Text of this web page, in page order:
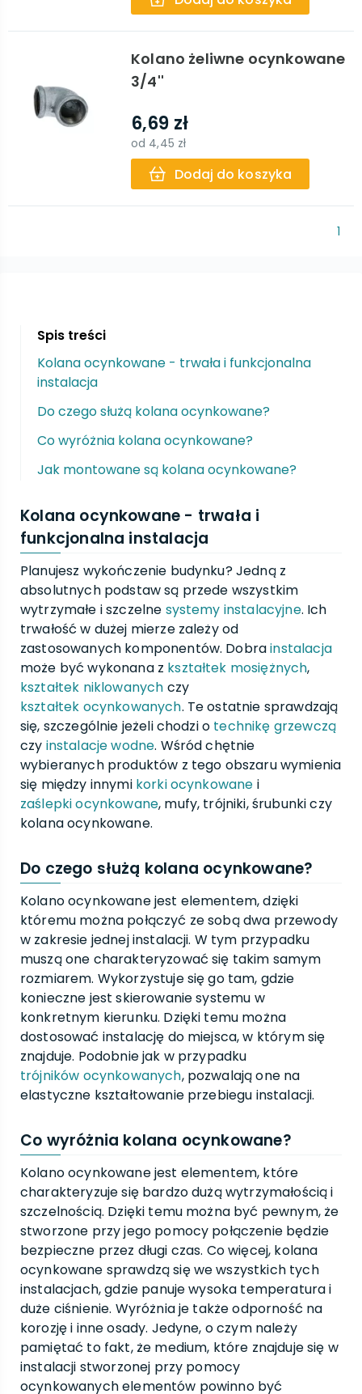
Kolano żeliwne ocynkowane
3/4''
6,69 zł
od 4,45 zł
Dodaj do koszyka
1
Spis treści
Kolana ocynkowane - trwała i funkcjonalna
instalacja
Do czego służą kolana ocynkowane?
Co wyróżnia kolana ocynkowane?
Jak montowane są kolana ocynkowane?
Kolana ocynkowane - trwała i
funkcjonalna instalacja
Planujesz wykończenie budynku? Jedną z
absolutnych podstaw są przede wszystkim
wytrzymałe i szczelne systemy instalacyjne. Ich
trwałość w dużej mierze zależy od
zastosowanych komponentów. Dobrainstalacja
może być wykonana z kształtek mosiężnych,
kształtek niklowanych czy
kształtek ocynkowanych. Te ostatnie sprawdzają
się, szczególnie jeżeli chodzi o technikę grzewczą
czy instalacje wodne. Wśród chętnie
wybieranych produktów z tego obszaru wymienia
się między innymi korki ocynkowane i
zaślepki ocynkowane, mufy, trójniki, śrubunki czy
kolana ocynkowane.
Do czego służą kolana ocynkowane?
Kolano ocynkowane jest elementem, dzięki
któremu można połączyć ze sobą dwa przewody
w zakresie jednej instalacji. W tym przypadku
muszą one charakteryzować się takim samym
rozmiarem. Wykorzystuje się go tam, gdzie
konieczne jest skierowanie systemu w
konkretnym kierunku. Dzięki temu można
dostosować instalację do miejsca, w którym się
znajduje. Podobnie jak w przypadku
trójników ocynkowanych, pozwalają one na
elastyczne kształtowanie przebiegu instalacji.
Co wyróżnia kolana ocynkowane?
Kolano ocynkowane jest elementem, które
charakteryzuje się bardzo dużą wytrzymałością i
szczelnością. Dzięki temu można być pewnym, że
stworzone przy jego pomocy połączenie będzie
bezpieczne przez długi czas. Co więcej, kolana
ocynkowane sprawdzą się we wszystkich tych
instalacjach, gdzie panuje wysoka temperatura i
duże ciśnienie. Wyróżnia je także odporność na
korozję i inne osady. Jedyne, o czym należy
pamiętać to fakt, że medium, które znajduje się w
instalacji stworzonej przy pomocy
ocynkowanych elementów powinno być